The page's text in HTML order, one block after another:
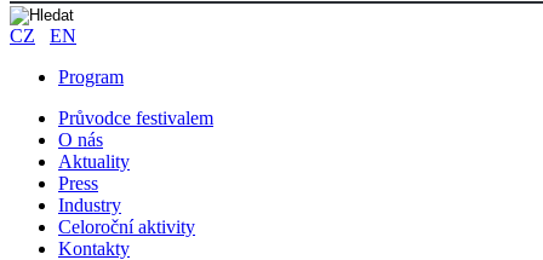
CZ
EN
Program
Průvodce festivalem
O nás
Aktuality
Press
Industry
Celoroční aktivity
Kontakty